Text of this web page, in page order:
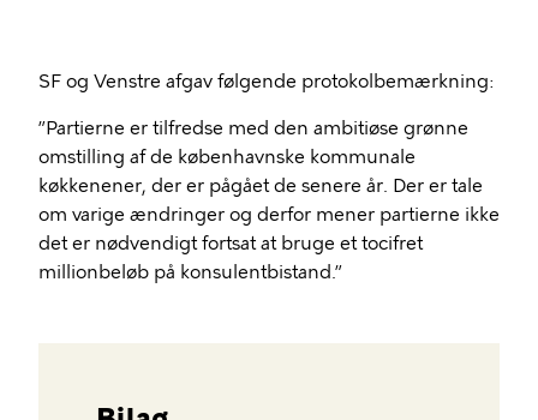
SF og Venstre afgav følgende protokolbemærkning:
”Partierne er tilfredse med den ambitiøse grønne
omstilling af de københavnske kommunale
køkkenener, der er pågået de senere år. Der er tale
om varige ændringer og derfor mener partierne ikke
det er nødvendigt fortsat at bruge et tocifret
millionbeløb på konsulentbistand.”